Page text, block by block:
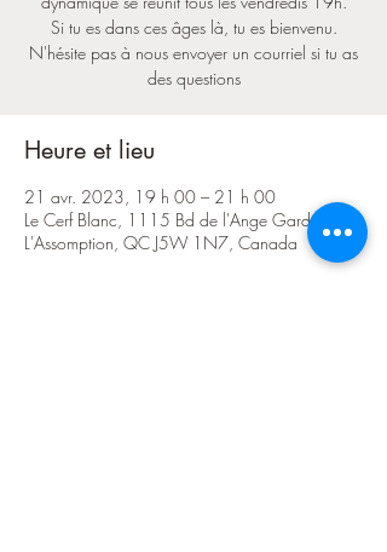
Si tu es dans ces âges là, tu es bienvenu.
N'hésite pas à nous envoyer un courriel si tu as
des questions
Heure et lieu
21 avr. 2023, 19 h 00 – 21 h 00
Le Cerf Blanc, 1115 Bd de l'Ange Gardien N,
L'Assomption, QC J5W 1N7, Canada